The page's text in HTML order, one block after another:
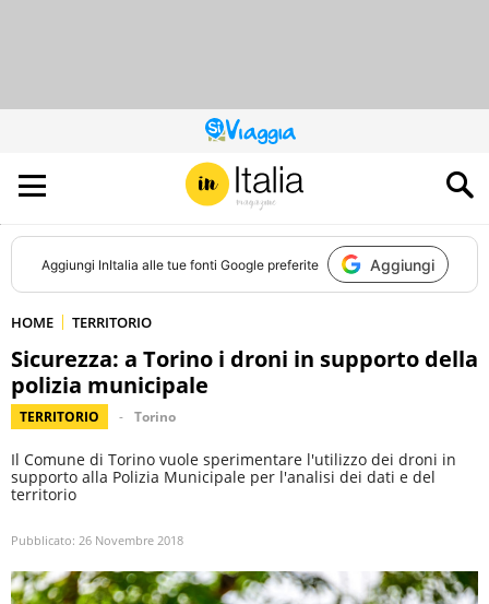
QUESTO
SITO
CONTRIBUISCE
ALL’AUDIENCE
DI
Aggiungi InItalia alle tue fonti Google preferite Aggiungi
HOME TERRITORIO
Sicurezza: a Torino i droni in supporto della
polizia municipale
TERRITORIO Torino
Il Comune di Torino vuole sperimentare l'utilizzo dei droni in
supporto alla Polizia Municipale per l'analisi dei dati e del
territorio
Pubblicato: 26 Novembre 2018